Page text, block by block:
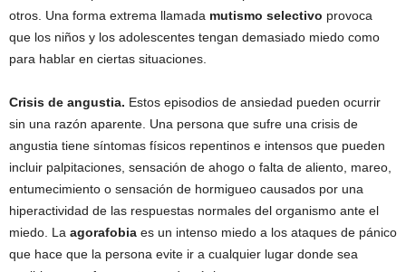
otros. Una forma extrema llamada mutismo selectivo provoca
que los niños y los adolescentes tengan demasiado miedo como
para hablar en ciertas situaciones.
Crisis de angustia. Estos episodios de ansiedad pueden ocurrir
sin una razón aparente. Una persona que sufre una crisis de
angustia tiene síntomas físicos repentinos e intensos que pueden
incluir palpitaciones, sensación de ahogo o falta de aliento, mareo,
entumecimiento o sensación de hormigueo causados por una
hiperactividad de las respuestas normales del organismo ante el
miedo. La agorafobia es un intenso miedo a los ataques de pánico
que hace que la persona evite ir a cualquier lugar donde sea